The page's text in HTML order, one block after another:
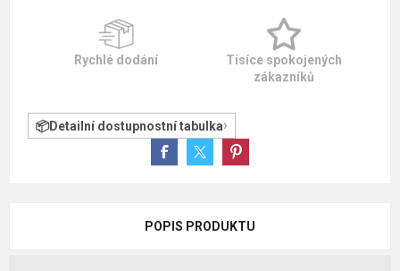
Rychlé dodání
Tisíce spokojených
zákazníků
Detailní dostupnostní tabulka
POPIS PRODUKTU